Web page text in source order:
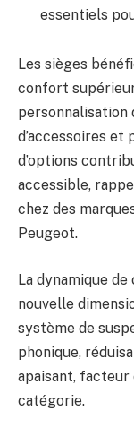
essentiels
Les sièges
confort
personnalisation
d’accessoires et
d’options
accessible,
chez des
Peugeot.
La dynamique
nouvelle
système de
phonique,
apaisant, facteur
catégorie.